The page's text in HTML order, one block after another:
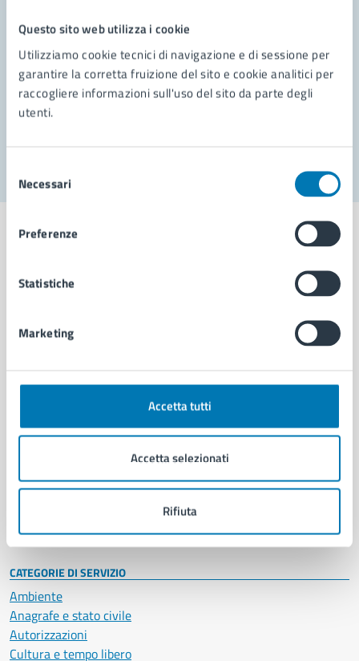
Questo sito web utilizza i cookie
Utilizziamo cookie tecnici di navigazione e di sessione per
garantire la corretta fruizione del sito e cookie analitici per
raccogliere informazioni sull'uso del sito da parte degli
utenti.
delNecessari
Preferenze
Statistiche
Marketing
Accetta tutti
Accetta selezionati
Rifiuta
Richiedi assistenza
Prenota appuntamento
Problemi in città
Comune di Napoli
AMMINISTRAZIONE
Organi di governo
Enti e fondazioni
Personale amministrativo
Intranet, posta aziendale e protocollo
CATEGORIE DI SERVIZIO
Ambiente
Anagrafe e stato civile
Autorizzazioni
Cultura e tempo libero